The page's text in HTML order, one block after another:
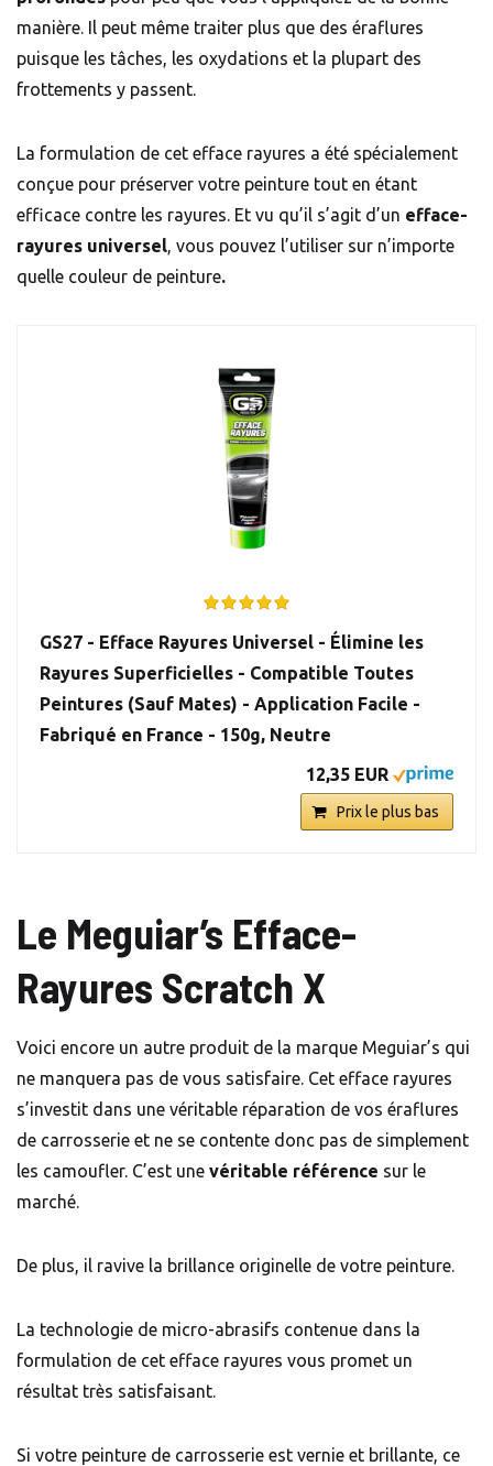
manière. Il peut même traiter plus que des éraflures
puisque les tâches, les oxydations et la plupart des
frottements y passent.
La formulation de cet efface rayures a été spécialement
conçue pour préserver votre peinture tout en étant
efficace contre les rayures. Et vu qu’il s’agit d’un efface-
rayures universel, vous pouvez l’utiliser sur n’importe
quelle couleur de peinture.
GS27 - Efface Rayures Universel - Élimine les
Rayures Superficielles - Compatible Toutes
Peintures (Sauf Mates) - Application Facile -
Fabriqué en France - 150g, Neutre
12,35 EUR
Prix le plus bas
Le Meguiar’s Efface-
Rayures Scratch X
Voici encore un autre produit de la marque Meguiar’s qui
ne manquera pas de vous satisfaire. Cet efface rayures
s’investit dans une véritable réparation de vos éraflures
de carrosserie et ne se contente donc pas de simplement
les camoufler. C’est une véritable référence sur le
marché.
De plus, il ravive la brillance originelle de votre peinture.
La technologie de micro-abrasifs contenue dans la
formulation de cet efface rayures vous promet un
résultat très satisfaisant.
Si votre peinture de carrosserie est vernie et brillante, ce